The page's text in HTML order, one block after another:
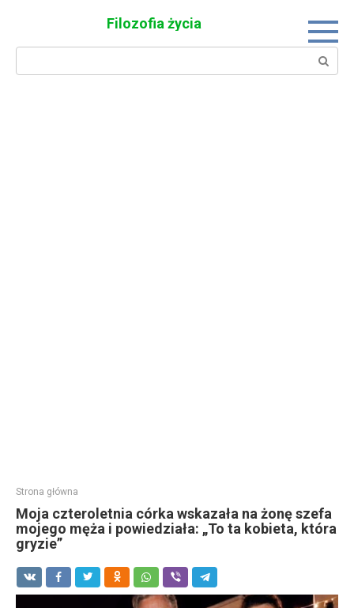
Filozofia życia
Search:
Strona główna
Moja czteroletnia córka wskazała na żonę szefa
mojego męża i powiedziała: „To ta kobieta, która
gryzie”